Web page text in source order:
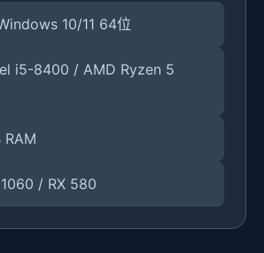
10/11 64位
i5-8400 / AMD Ryzen 5
RAM
/ RX 580